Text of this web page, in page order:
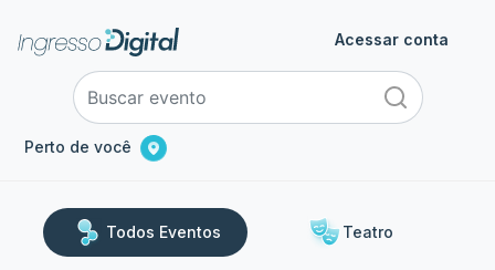
Perto de você
Acessar conta
Todos Eventos Teatro